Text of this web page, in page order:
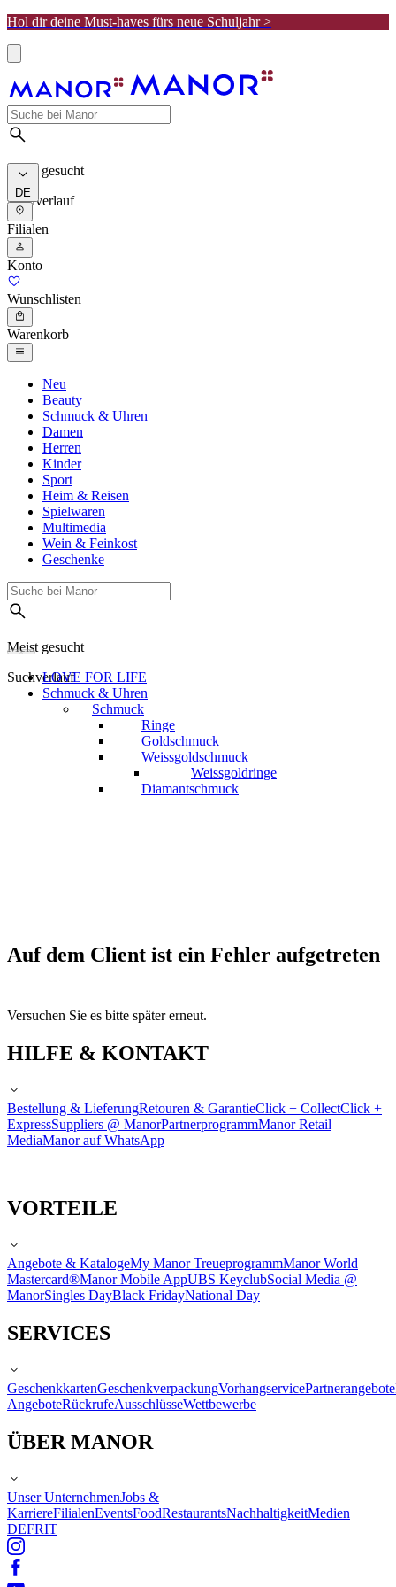
Hol dir deine Must-haves fürs neue Schuljahr >
Meist gesucht
Suchverlauf
DE
Filialen
Konto
Wunschlisten
Warenkorb
Neu
Beauty
Schmuck & Uhren
Damen
Herren
Kinder
Sport
Heim & Reisen
Spielwaren
Multimedia
Wein & Feinkost
Geschenke
Meist gesucht
SuchverlaufLOVE FOR LIFE
Schmuck & Uhren
Schmuck
Ringe
Goldschmuck
Weissgoldschmuck
Weissgoldringe
Diamantschmuck
Auf dem Client ist ein Fehler aufgetreten
Versuchen Sie es bitte später erneut.
HILFE & KONTAKT
Bestellung & LieferungRetouren & GarantieClick + CollectClick +
ExpressSuppliers @ ManorPartnerprogrammManor Retail
MediaManor auf WhatsApp
VORTEILE
Angebote & KatalogeMy Manor TreueprogrammManor World
Mastercard®Manor Mobile AppUBS KeyclubSocial Media @
ManorSingles DayBlack FridayNational Day
SERVICES
GeschenkkartenGeschenkverpackungVorhangservicePartnerangebote
AngeboteRückrufeAusschlüsseWettbewerbe
ÜBER MANOR
Unser UnternehmenJobs &
KarriereFilialenEventsFoodRestaurantsNachhaltigkeitMedien
DEFRIT